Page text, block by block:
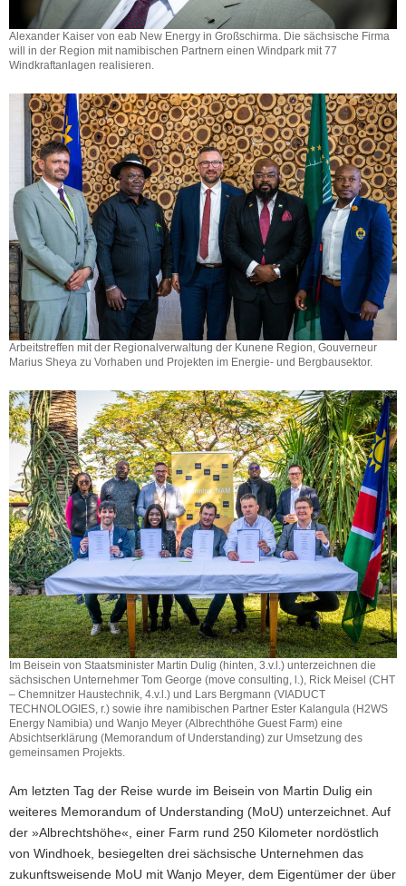
Alexander Kaiser von eab New Energy in Großschirma. Die sächsische Firma
will in der Region mit namibischen Partnern einen Windpark mit 77
Windkraftanlagen realisieren.
Arbeitstreffen mit der Regionalverwaltung der Kunene Region, Gouverneur
Marius Sheya zu Vorhaben und Projekten im Energie- und Bergbausektor.
Im Beisein von Staatsminister Martin Dulig (hinten, 3.v.l.) unterzeichnen die
sächsischen Unternehmer Tom George (move consulting, l.), Rick Meisel (CHT
– Chemnitzer Haustechnik, 4.v.l.) und Lars Bergmann (VIADUCT
TECHNOLOGIES, r.) sowie ihre namibischen Partner Ester Kalangula (H2WS
Energy Namibia) und Wanjo Meyer (Albrechthöhe Guest Farm) eine
Absichtserklärung (Memorandum of Understanding) zur Umsetzung des
gemeinsamen Projekts.
Am letzten Tag der Reise wurde im Beisein von Martin Dulig ein
weiteres Memorandum of Understanding (MoU) unterzeichnet. Auf
der »Albrechtshöhe«, einer Farm rund 250 Kilometer nordöstlich
von Windhoek, besiegelten drei sächsische Unternehmen das
zukunftsweisende MoU mit Wanjo Meyer, dem Eigentümer der über